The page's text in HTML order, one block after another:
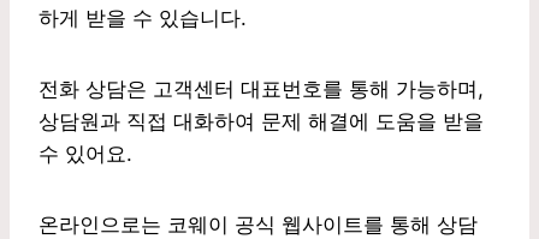
하게 받을 수 있습니다.
전화 상담은 고객센터 대표번호를 통해 가능하며,
상담원과 직접 대화하여 문제 해결에 도움을 받을
수 있어요.
온라인으로는 코웨이 공식 웹사이트를 통해 상담